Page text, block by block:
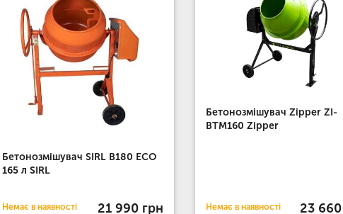
Бетонозмішувач SIRL B180 ECO
165 л SIRL
Немає в наявності 21 990 грн
Бетонозмішувач Zipper ZI-
BTM160 Zipper
Немає в наявності 23